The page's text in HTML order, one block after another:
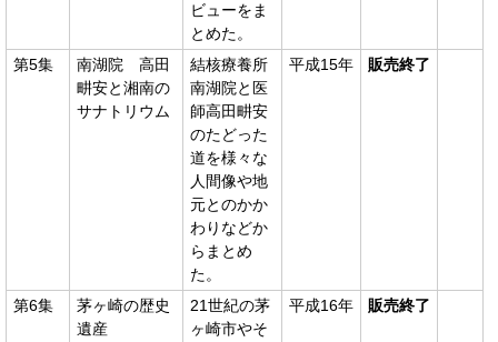
ビューをま
とめた。
第5集
南湖院 高田
畊安と湘南の
サナトリウム
結核療養所
南湖院と医
師高田畊安
のたどった
道を様々な
人間像や地
元とのかか
わりなどか
らまとめ
た。
平成15年 販売終了
第6集
茅ヶ崎の歴史
遺産
21世紀の茅
ヶ崎市やそ
平成16年 販売終了